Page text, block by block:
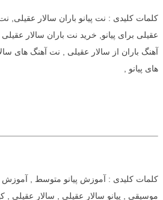
کلمات کلیدی : نت پیانو باران سالار عقیلی,
عقیلی برای پیانو, خرید نت باران سالار
آهنگ باران از سالار عقیلی , نت آهنگ های
های پیانو ,
کلمات کلیدی : آموزش پیانو متوسط , آموزش
موسیقی , پیانو سالار عقیلی , سالار عقیلی ,